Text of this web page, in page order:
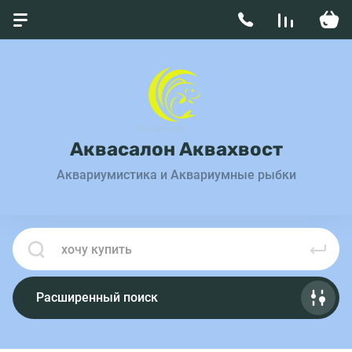
Аквасалон Аквахвост
Аквариумистика и Аквариумные рыбки
Расширенный поиск